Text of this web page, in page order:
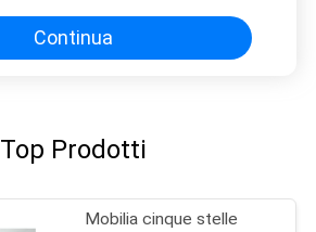
della testata
Continua
Top Prodotti
Mobilia cinque stelle